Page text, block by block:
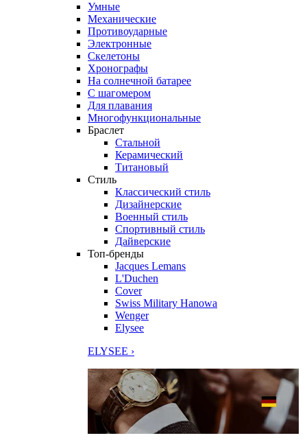
Умные
Механические
Противоударные
Электронные
Скелетоны
Хронографы
На солнечной батарее
С шагомером
Для плавания
Многофункциональные
Браслет
Стальной
Керамический
Титановый
Стиль
Классический стиль
Дизайнерские
Военный стиль
Спортивный стиль
Дайверские
Топ-бренды
Jacques Lemans
L'Duchen
Cover
Swiss Military Hanowa
Wenger
Elysee
ELYSEE ›